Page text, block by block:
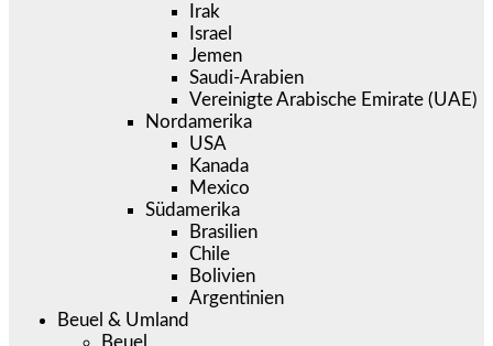
Irak
Israel
Jemen
Saudi-Arabien
Vereinigte Arabische Emirate (UAE)
Nordamerika
USA
Kanada
Mexico
Südamerika
Brasilien
Chile
Bolivien
Argentinien
Beuel & Umland
Beuel